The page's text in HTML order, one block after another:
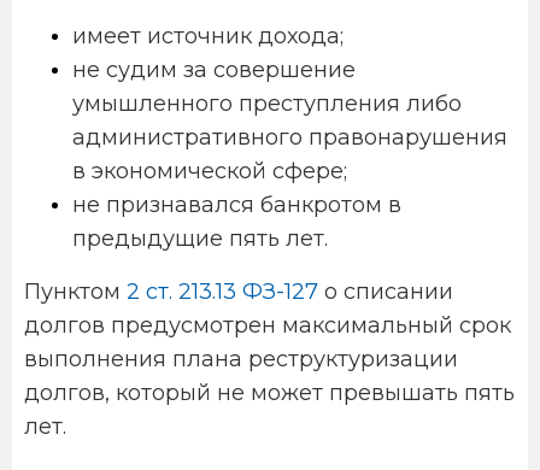
имеет источник дохода;
не судим за совершение
умышленного преступления либо
административного правонарушения
в экономической сфере;
не признавался банкротом в
предыдущие пять лет.
Пунктом 2 ст. 213.13 ФЗ-127 о списании
долгов предусмотрен максимальный срок
выполнения плана реструктуризации
долгов, который не может превышать пять
лет.